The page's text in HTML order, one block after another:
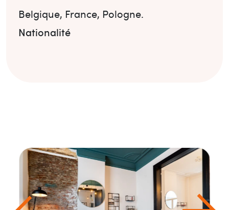
Belgique, France, Pologne.
Nationalité